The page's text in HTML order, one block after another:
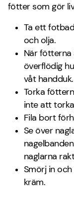
fötter som gör
Ta ett
och olja.
När fötterna
överflödig
våt handduk.
Torka
inte att
Fila bort
Se över
naglarna
Smörj in
kräm.